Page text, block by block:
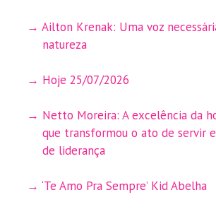
Ailton Krenak: Uma voz
natureza
Hoje 25/07/2026
Netto Moreira: A excelência da
que transformou o ato de servir
de liderança
‘Te Amo Pra Sempre’ Kid Abelha